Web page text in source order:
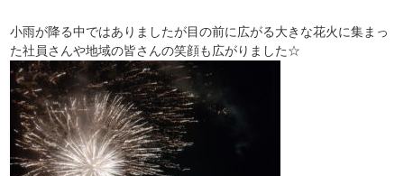
小雨が降る中ではありましたが目の前に広がる大きな花火に集まっ
た社員さんや地域の皆さんの笑顔も広がりました☆